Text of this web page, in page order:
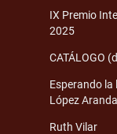
IX Premio
2025
CATÁLOGO
Esperando
López
Ruth Vilar